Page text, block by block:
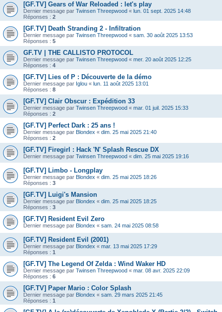
[GF.TV] Gears of War Reloaded : let's play
Dernier message par Twinsen Threepwood « lun. 01 sept. 2025 14:48
Réponses : 2
[GF.TV] Death Stranding 2 - Infiltration
Dernier message par Twinsen Threepwood « sam. 30 août 2025 13:53
Réponses : 5
GF.TV | THE CALLISTO PROTOCOL
Dernier message par Twinsen Threepwood « mer. 20 août 2025 12:25
Réponses : 4
[GF.TV] Lies of P : Découverte de la démo
Dernier message par Iglou « lun. 11 août 2025 13:01
Réponses : 8
[GF.TV] Clair Obscur : Expédition 33
Dernier message par Twinsen Threepwood « mar. 01 juil. 2025 15:33
Réponses : 2
[GF.TV] Perfect Dark : 25 ans !
Dernier message par Blondex « dim. 25 mai 2025 21:40
Réponses : 2
[GF.TV] Firegirl : Hack 'N' Splash Rescue DX
Dernier message par Twinsen Threepwood « dim. 25 mai 2025 19:16
[GF.TV] Limbo - Longplay
Dernier message par Blondex « dim. 25 mai 2025 18:26
Réponses : 3
[GF.TV] Luigi's Mansion
Dernier message par Blondex « dim. 25 mai 2025 18:25
Réponses : 3
[GF.TV] Resident Evil Zero
Dernier message par Blondex « sam. 24 mai 2025 08:58
[GF.TV] Resident Evil (2001)
Dernier message par Blondex « mar. 13 mai 2025 17:29
Réponses : 1
[GF.TV] The Legend Of Zelda : Wind Waker HD
Dernier message par Twinsen Threepwood « mar. 08 avr. 2025 22:09
Réponses : 6
[GF.TV] Paper Mario : Color Splash
Dernier message par Blondex « sam. 29 mars 2025 21:45
Réponses : 1